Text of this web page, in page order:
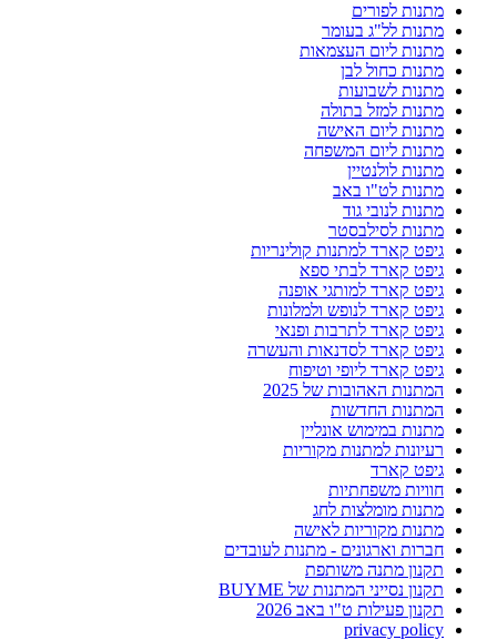
מתנות לפורים
מתנות לל"ג בעומר
מתנות ליום העצמאות
מתנות כחול לבן
מתנות לשבועות
מתנות למזל בתולה
מתנות ליום האישה
מתנות ליום המשפחה
מתנות לולנטיין
מתנות לט"ו באב
מתנות לנובי גוד
מתנות לסילבסטר
גיפט קארד למתנות קולינריות
גיפט קארד לבתי ספא
גיפט קארד למותגי אופנה
גיפט קארד לנופש ולמלונות
גיפט קארד לתרבות ופנאי
גיפט קארד לסדנאות והעשרה
גיפט קארד ליופי וטיפוח
המתנות האהובות של 2025
המתנות החדשות
מתנות במימוש אונליין
רעיונות למתנות מקוריות
גיפט קארד
חוויות משפחתיות
מתנות מומלצות לחג
מתנות מקוריות לאישה
חברות וארגונים - מתנות לעובדים
תקנון מתנה משותפת
תקנון נסייני המתנות של BUYME
תקנון פעילות ט"ו באב 2026
privacy policy